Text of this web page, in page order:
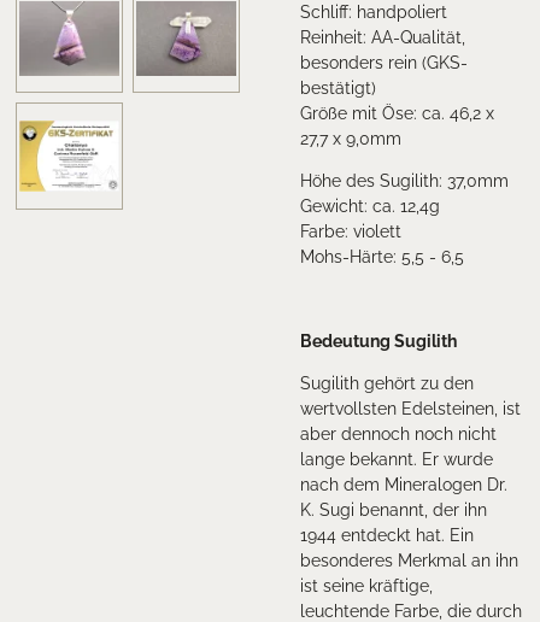
Schliff: handpoliert
Reinheit: AA-Qualität,
besonders rein (GKS-
bestätigt)
Größe mit Öse: ca. 46,2 x
27,7 x 9,0mm
Höhe des Sugilith: 37,0mm
Gewicht: ca. 12,4g
Farbe: violett
Mohs-Härte: 5,5 - 6,5
Bedeutung Sugilith
Sugilith gehört zu den
wertvollsten Edelsteinen, ist
aber dennoch noch nicht
lange bekannt. Er wurde
nach dem Mineralogen Dr.
K. Sugi benannt, der ihn
1944 entdeckt hat. Ein
besonderes Merkmal an ihn
ist seine kräftige,
leuchtende Farbe, die durch